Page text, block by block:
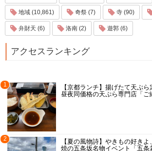
地域 (10,861) 奇祭 (7) 寺 (90)
弁財天 (6) 洛南 (2) 遊郭 (6)
アクセスランキング
1
【京都ランチ】揚げたて天ぷら
昼夜同価格の天ぷら専門店「ご
2
【夏の風物詩】やきもの好き
焼の五条坂名物イベント「五条